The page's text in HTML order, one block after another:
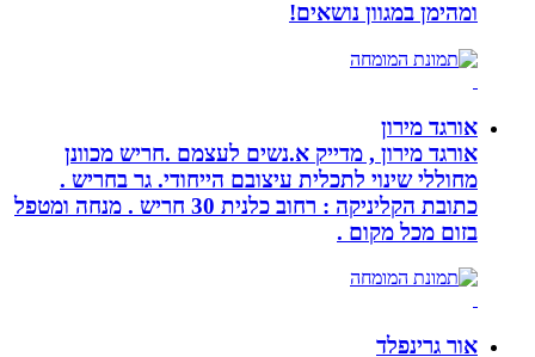
ומהימן במגוון נושאים!
אורגד מירון
אורגד מירון , מדייק א.נשים לעצמם .חריש מכוונן
מחוללי שינוי לתכלית עיצובם הייחודי. גר בחריש .
כתובת הקליניקה : רחוב כלנית 30 חריש . מנחה ומטפל
בזום מכל מקום .
אור גרינפלד